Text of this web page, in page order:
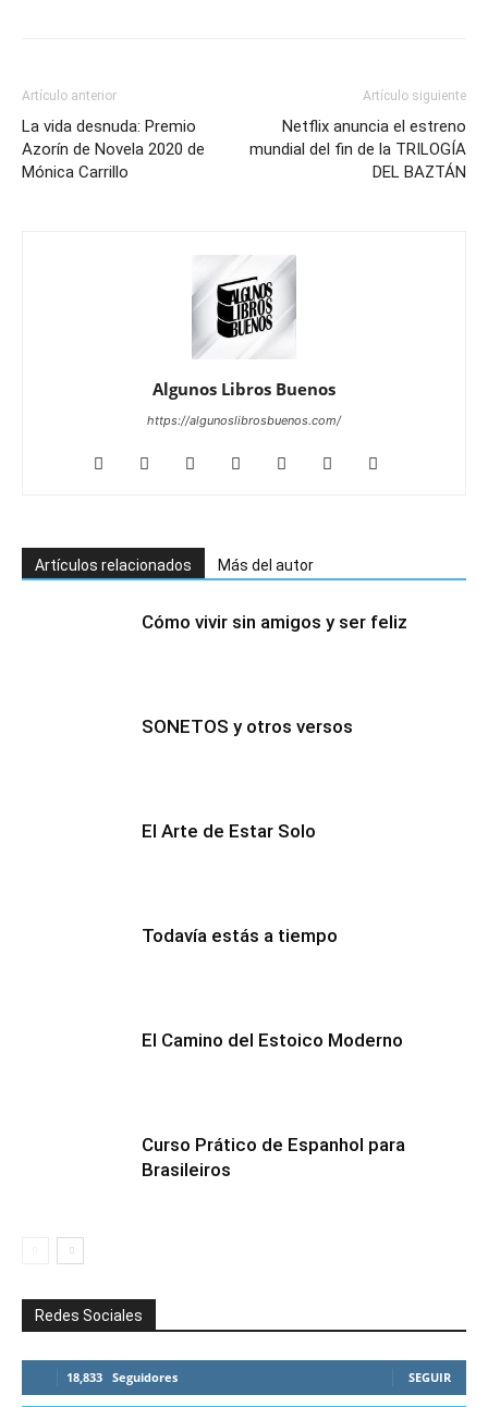
Artículo anterior
La vida desnuda: Premio
Azorín de Novela 2020 de
Mónica Carrillo
Artículo siguiente
Netflix anuncia el estreno
mundial del fin de la TRILOGÍA
DEL BAZTÁN
Algunos Libros Buenos
https://algunoslibrosbuenos.com/
Artículos relacionados Más del autor
Cómo vivir sin amigos y ser feliz
SONETOS y otros versos
El Arte de Estar Solo
Todavía estás a tiempo
El Camino del Estoico Moderno
Curso Prático de Espanhol para
Brasileiros
Redes Sociales
18,833 Seguidores SEGUIR